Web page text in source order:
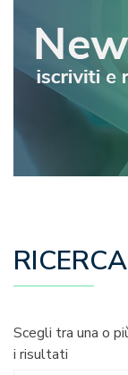
Scegli tra una o
i risultati